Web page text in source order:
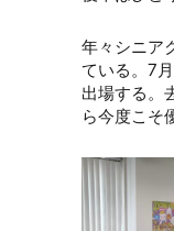
年々シニア
ている。7
出場する。
ら今度こそ